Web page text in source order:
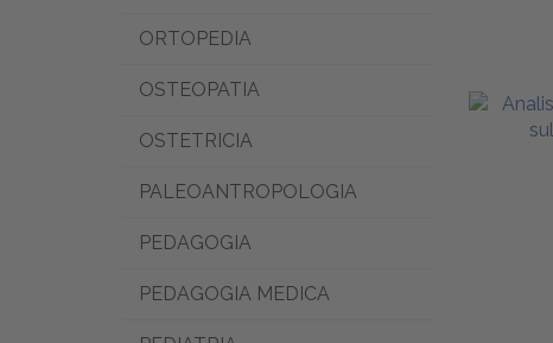
ORTOPEDIA
OSTEOPATIA
OSTETRICIA
PALEOANTROPOLOGIA
PEDAGOGIA
PEDAGOGIA MEDICA